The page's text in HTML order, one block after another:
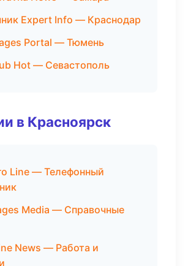
Expert Info — Краснодар
Portal — Тюмень
Hot — Севастополь
в Красноярск
Line — Телефонный
Media — Справочные
News — Работа и